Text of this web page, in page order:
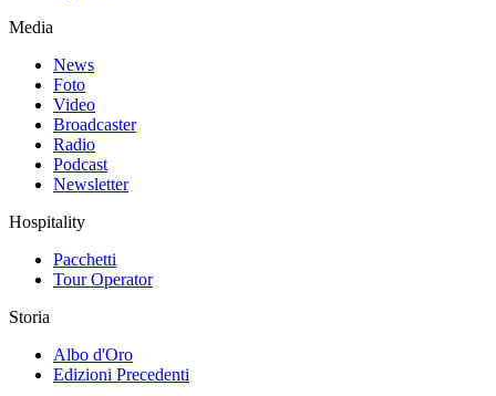
Media
News
Foto
Video
Broadcaster
Radio
Podcast
Newsletter
Hospitality
Pacchetti
Tour Operator
Storia
Albo d'Oro
Edizioni Precedenti